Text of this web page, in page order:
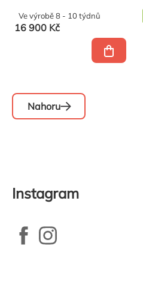
16 900 Kč
Ve výrobě 8 - 10 týdnů
Ovládací
Nahoru
Instagram